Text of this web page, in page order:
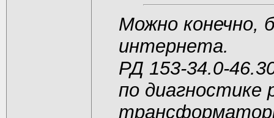
Можно конечно,
интернета.
РД 153-34.0-
по диагностике